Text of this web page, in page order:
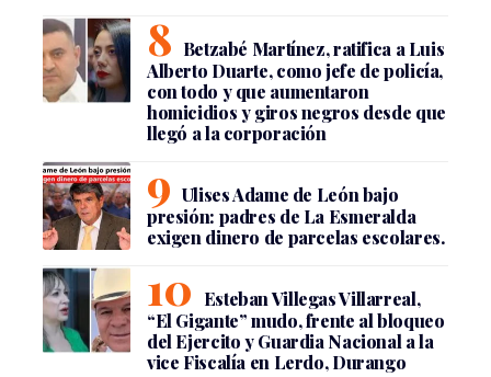
Betzabé Martínez, ratifica a Luis
Alberto Duarte, como jefe de policía,
con todo y que aumentaron
homicidios y giros negros desde que
llegó a la corporación
Ulises Adame de León bajo
presión: padres de La Esmeralda
exigen dinero de parcelas escolares.
Esteban Villegas Villarreal,
“El Gigante” mudo, frente al bloqueo
del Ejercito y Guardia Nacional a la
vice Fiscalía en Lerdo, Durango